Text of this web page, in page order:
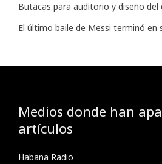
Butacas para auditorio y diseño del
El último baile de Messi terminó en
Medios donde han
artículos
Habana Radio